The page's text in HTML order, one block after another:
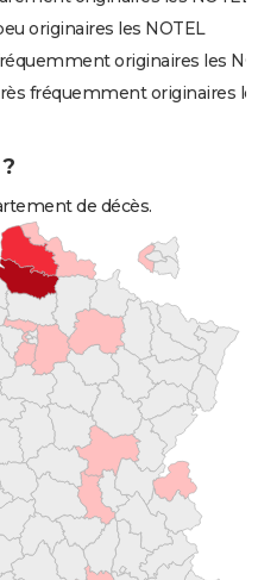
originaires les NOTEL
originaires les
fréquemment originaires
de décès.